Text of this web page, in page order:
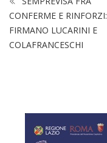
CONFERME E RINFORZI:
FIRMANO LUCARINI E
COLAFRANCESCHI